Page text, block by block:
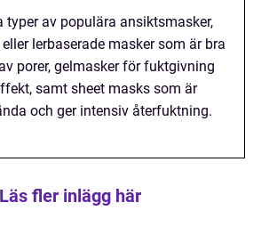
typer av populära ansiktsmasker,
lerbaserade masker som är bra
porer, gelmasker för fuktgivning
samt sheet masks som är
och ger intensiv återfuktning.
Läs fler inlägg här